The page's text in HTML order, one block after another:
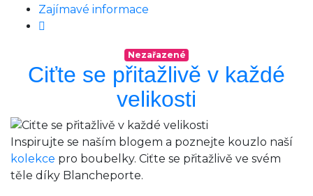
Zajímavé informace
Nezařazené
Ciťte se přitažlivě v každé
velikosti
Inspirujte se naším blogem a poznejte kouzlo naší
kolekce pro boubelky. Ciťte se přitažlivě ve svém
těle díky Blancheporte.